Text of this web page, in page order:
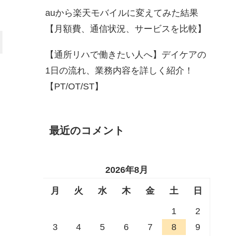
auから楽天モバイルに変えてみた結果
【月額費、通信状況、サービスを比較】
【通所リハで働きたい人へ】デイケアの
1日の流れ、業務内容を詳しく紹介！
【PT/OT/ST】
最近のコメント
2026年8月
月 火 水 木 金 土 日
1
2
3
4 5 6 7 8
9